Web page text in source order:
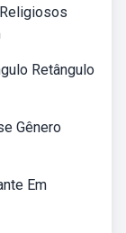
Retângulo
Gênero
Em